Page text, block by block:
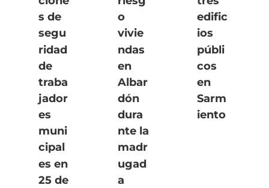
s de
segu
ridad
de
traba
jador
es
muni
cipal
es en
25 de
o
vivie
ndas
en
Albar
dón
dura
nte la
madr
ugad
a
edific
ios
públi
cos
en
Sarm
iento